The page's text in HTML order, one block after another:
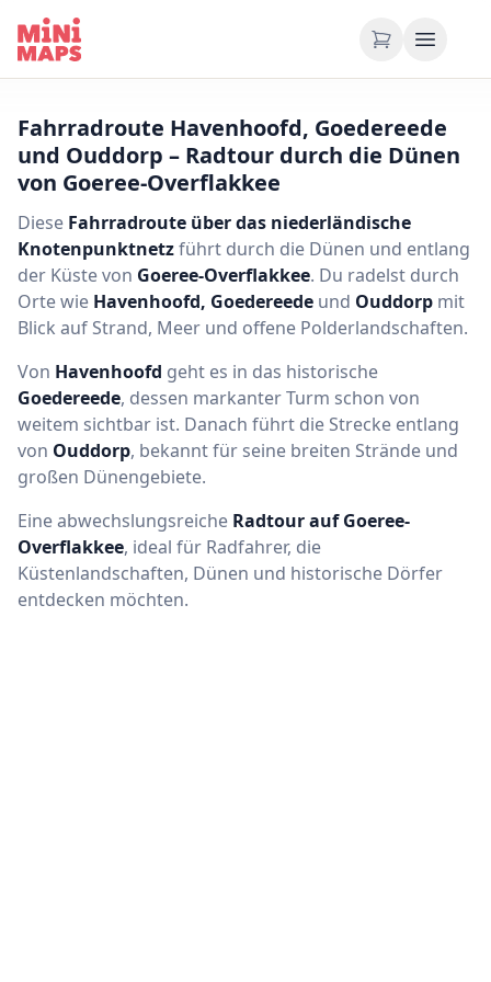
Zum Inhalt springen
Fahrradroute Havenhoofd, Goedereede
und Ouddorp – Radtour durch die Dünen
von Goeree-Overflakkee
Diese Fahrradroute über das niederländische
Knotenpunktnetzführt durch die Dünen und entlang
der Küste von Goeree-Overflakkee. Du radelst durch
Orte wie Havenhoofd, Goedereede und Ouddorp mit
Blick auf Strand, Meer und offene Polderlandschaften.
Von Havenhoofd geht es in das historische
Goedereede, dessen markanter Turm schon von
weitem sichtbar ist. Danach führt die Strecke entlang
von Ouddorp, bekannt für seine breiten Strände und
großen Dünengebiete.
Eine abwechslungsreiche Radtour auf Goeree-
Overflakkee, ideal für Radfahrer, die
Küstenlandschaften, Dünen und historische Dörfer
entdecken möchten.